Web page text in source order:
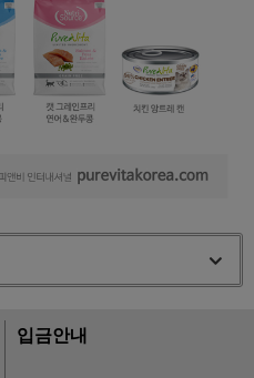
입금안내